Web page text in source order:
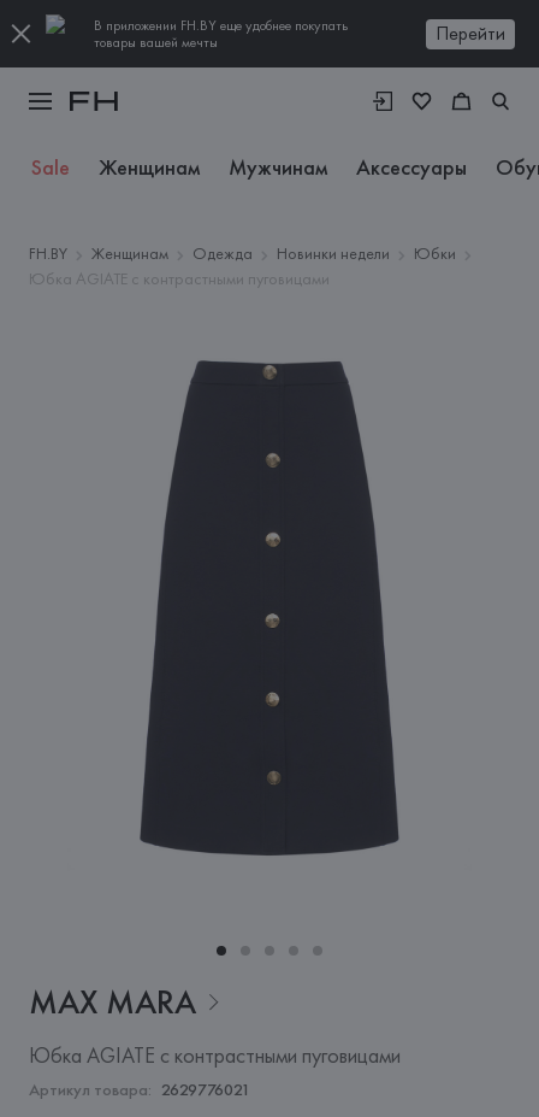
В приложении FH.BY еще удобнее покупать
товары вашей мечты
Перейти
Sale Женщинам Мужчинам Аксессуары
FH.BY Женщинам Одежда Новинки недели
Юбки
Юбка AGIATE с контрастными пуговицами
MAX MARA
Юбка AGIATE с контрастными пуговицами
Артикул товара: 2629776021